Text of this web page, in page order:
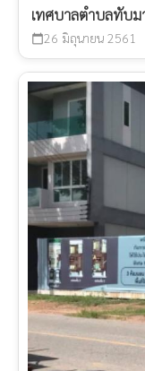
เทศบาลตำบลทับม
calendar_today26 มิถุนายน 2561